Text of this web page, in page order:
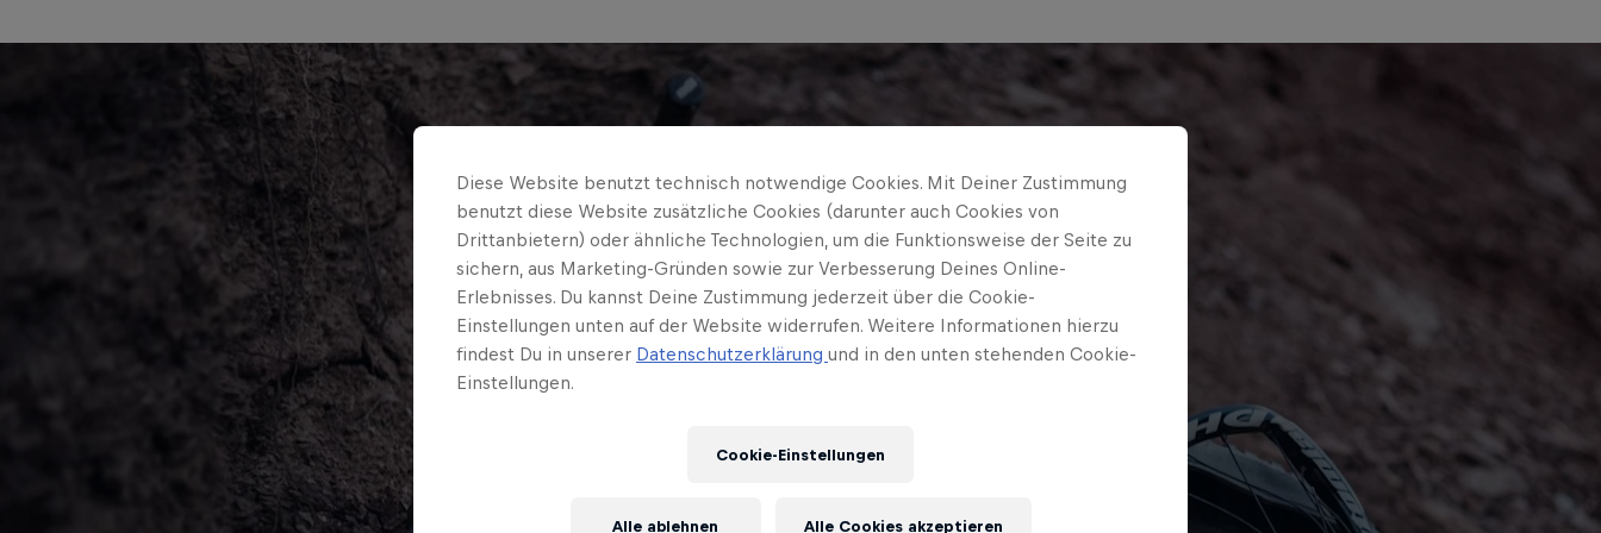
Diese Website benutzt technisch notwendige Cookies. Mit Deiner Zustimmung
benutzt diese Website zusätzliche Cookies (darunter auch Cookies von
Drittanbietern) oder ähnliche Technologien, um die Funktionsweise der Seite zu
sichern, aus Marketing-Gründen sowie zur Verbesserung Deines Online-
Erlebnisses. Du kannst Deine Zustimmung jederzeit über die Cookie-
Einstellungen unten auf der Website widerrufen. Weitere Informationen hierzu
findest Du in unserer Datenschutzerklärung und in den unten stehenden Cookie-
Einstellungen.
Cookie-Einstellungen
Alle ablehnen Alle Cookies akzeptieren